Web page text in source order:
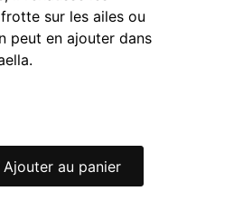
sur les ailes ou
peut en ajouter dans
Ajouter au panier